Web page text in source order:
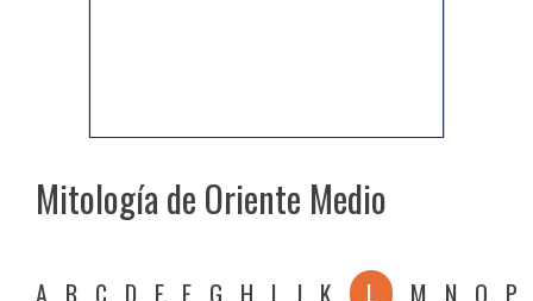
Mitología de Oriente Medio
A B C D E F G H I J K L M N O P